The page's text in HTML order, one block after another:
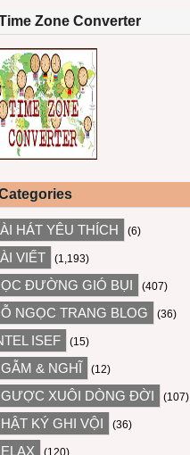
Zone Converter
HÁT YÊU THÍCH (6)
VIẾT (1,193)
ĐƯỜNG GIÓ BỤI (407)
NGỌC TRANG BLOG (36)
ISEF (15)
& NGHĨ (12)
XUÔI DÒNG ĐỜI (107)
KÝ GHI VỘI (36)
(120)